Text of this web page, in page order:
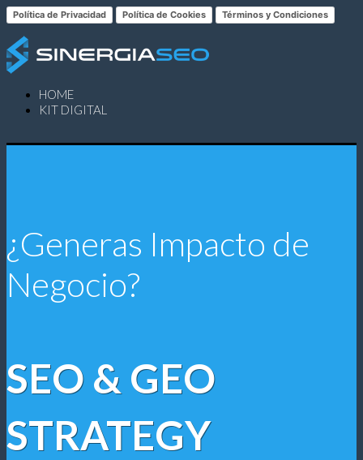
Política de Privacidad Política de Cookies Términos y Condiciones
HOME
KIT DIGITAL
¿Generas Impacto de
Negocio?
SEO & GEO
STRATEGY